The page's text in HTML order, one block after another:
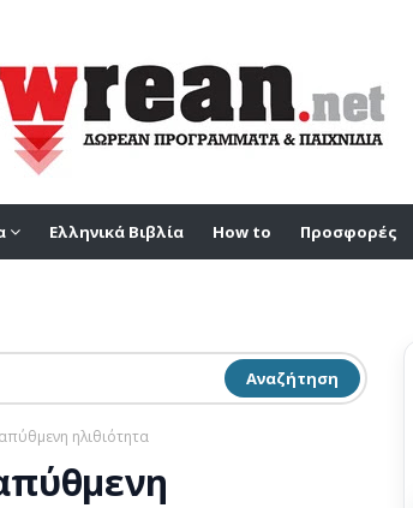
Ελληνικά Βιβλία How to Προσφορές
Αναζήτηση
ηλιθιότητα